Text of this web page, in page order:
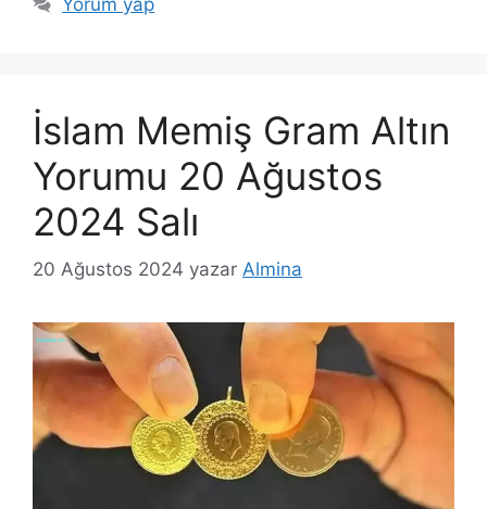
İslam Memiş Gram Altın
Yorumu 20 Ağustos
2024 Salı
20 Ağustos 2024 yazar Almina